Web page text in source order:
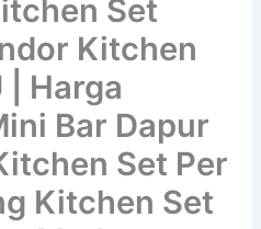
Set
Kitchen
| Harga
Bar Dapur
Set Per
Kitchen Set